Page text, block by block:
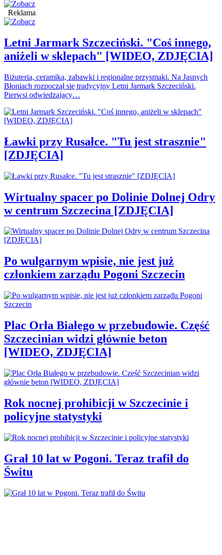
Reklama
Letni Jarmark Szczeciński. "Coś innego,
aniżeli w sklepach" [WIDEO, ZDJĘCIA]
Biżuteria, ceramika, zabawki i regionalne przysmaki. Na Jasnych
Błoniach rozpoczął się tradycyjny Letni Jarmark Szczeciński.
Pierwsi odwiedzający…
Ławki przy Rusałce. "Tu jest strasznie"
[ZDJĘCIA]
Wirtualny spacer po Dolinie Dolnej Odry
w centrum Szczecina [ZDJĘCIA]
Po wulgarnym wpisie, nie jest już
członkiem zarządu Pogoni Szczecin
Plac Orła Białego w przebudowie. Część
Szczecinian widzi głównie beton
[WIDEO, ZDJĘCIA]
Rok nocnej prohibicji w Szczecinie i
policyjne statystyki
Grał 10 lat w Pogoni. Teraz trafił do
Świtu